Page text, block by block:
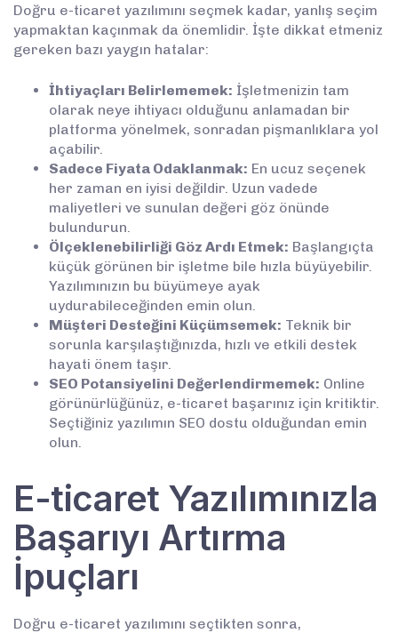
Doğru e-ticaret yazılımını seçmek kadar, yanlış seçim
yapmaktan kaçınmak da önemlidir. İşte dikkat etmeniz
gereken bazı yaygın hatalar:
İhtiyaçları Belirlememek: İşletmenizin tam
olarak neye ihtiyacı olduğunu anlamadan bir
platforma yönelmek, sonradan pişmanlıklara yol
açabilir.
Sadece Fiyata Odaklanmak: En ucuz seçenek
her zaman en iyisi değildir. Uzun vadede
maliyetleri ve sunulan değeri göz önünde
bulundurun.
Ölçeklenebilirliği Göz Ardı Etmek: Başlangıçta
küçük görünen bir işletme bile hızla büyüyebilir.
Yazılımınızın bu büyümeye ayak
uydurabileceğinden emin olun.
Müşteri Desteğini Küçümsemek: Teknik bir
sorunla karşılaştığınızda, hızlı ve etkili destek
hayati önem taşır.
SEO Potansiyelini Değerlendirmemek: Online
görünürlüğünüz, e-ticaret başarınız için kritiktir.
Seçtiğiniz yazılımın SEO dostu olduğundan emin
olun.
E-ticaret Yazılımınızla
Başarıyı Artırma
İpuçları
Doğru e-ticaret yazılımını seçtikten sonra,